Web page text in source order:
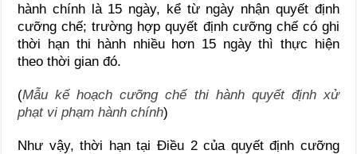
hành chính là 15 ngày, kể từ ngày nhận quyết định
cưỡng chế; trường hợp quyết định cưỡng chế có ghi
thời hạn thi hành nhiều hơn 15 ngày thì thực hiện
theo thời gian đó.
(Mẫu kế hoạch cưỡng chế thi hành quyết định xử
phạt vi phạm hành chính)
Như vậy, thời hạn tại Điều 2 của quyết định cưỡng